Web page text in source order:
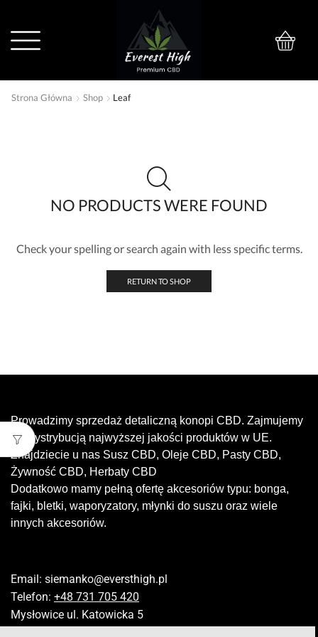
Strona Główna Shop Leaf
NO PRODUCTS WERE FOUND
Check your spelling or search again with less specific terms.
RETURN TO SHOP
Prowadzimy sprzedaż detaliczną konopi CBD. Zajmujemy
się dystrybucją najwyższej jakości produktów w UE.
Znajdziecie u nas Susz CBD, Oleje CBD, Pasty CBD,
Żywność CBD, Herbaty CBD
Dodatkowo mamy pełną ofertę akcesoriów typu: bonga,
fajki, bletki, waporyzatory, młynki do suszu oraz wiele
innych akcesoriów.
Email: siemanko@eversthigh.pl
Telefon: +48 731 705 420
Mysłowice ul. Katowicka 5